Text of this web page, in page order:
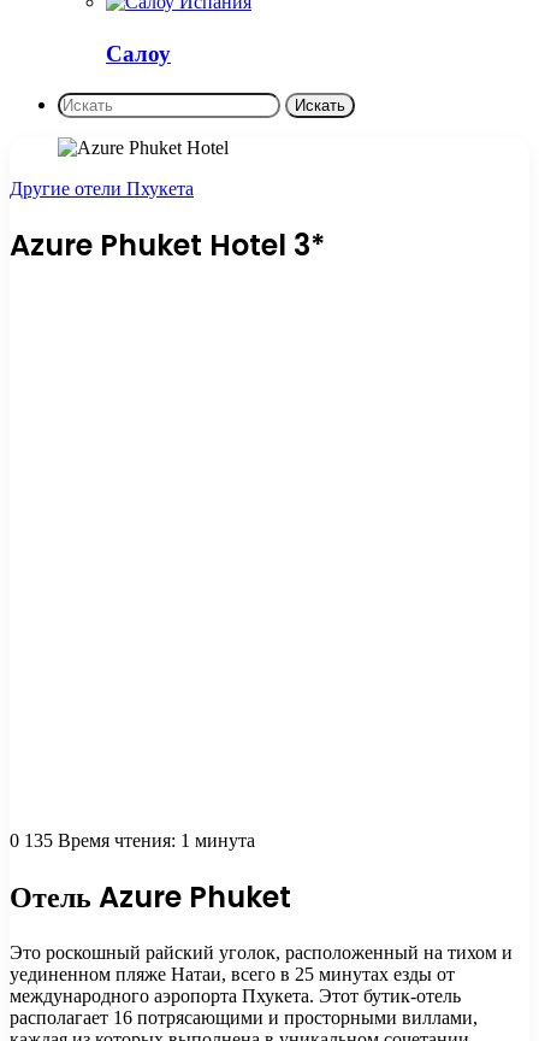
Салоу
Искать
Другие отели Пхукета
Azure Phuket Hotel 3*
0 135 Время чтения: 1 минута
Отель Azure Phuket
Это роскошный райский уголок, расположенный на тихом и
уединенном пляже Натаи, всего в 25 минутах езды от
международного аэропорта Пхукета. Этот бутик-отель
располагает 16 потрясающими и просторными виллами,